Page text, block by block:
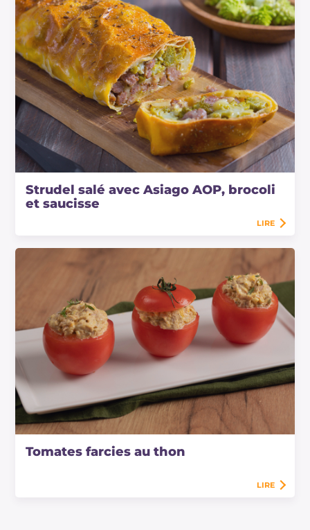
Strudel salé avec Asiago AOP, brocoli
et saucisse
LIRE
Tomates farcies au thon
LIRE